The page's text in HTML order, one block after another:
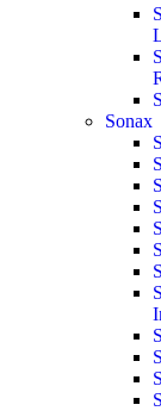
Sonax